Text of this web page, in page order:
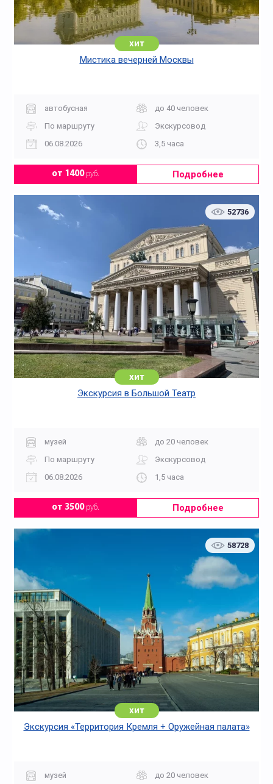
хит
Мистика вечерней Москвы
автобусная
до 40 человек
По маршруту
Экскурсовод
06.08.2026
3,5 часа
от 1400руб. Подробнее
52736
хит
Экскурсия в Большой Театр
музей
до 20 человек
По маршруту
Экскурсовод
06.08.2026
1,5 часа
от 3500руб. Подробнее
58728
хит
Экскурсия «Территория Кремля + Оружейная палата»
музей
до 20 человек